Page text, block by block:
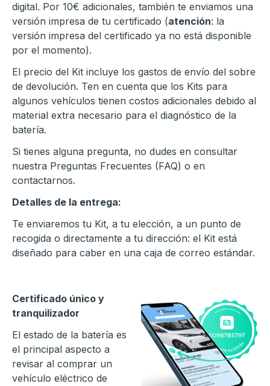
digital. Por 10€ adicionales, también te enviamos una
versión impresa de tu certificado (atención: la
versión impresa del certificado ya no está disponible
por el momento).
El precio del Kit incluye los gastos de envío del sobre
de devolución. Ten en cuenta que los Kits para
algunos vehículos tienen costos adicionales debido al
material extra necesario para el diagnóstico de la
batería.
Si tienes alguna pregunta, no dudes en consultar
nuestra Preguntas Frecuentes (FAQ) o en
contactarnos.
Detalles de la entrega:
Te enviaremos tu Kit, a tu elección, a un punto de
recogida o directamente a tu dirección: el Kit está
diseñado para caber en una caja de correo estándar.
Certificado único y
tranquilizador
El estado de la batería es
el principal aspecto a
revisar al comprar un
vehículo eléctrico de